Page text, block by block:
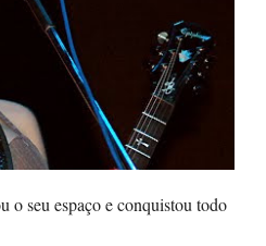
o seu espaço e conquistou todo